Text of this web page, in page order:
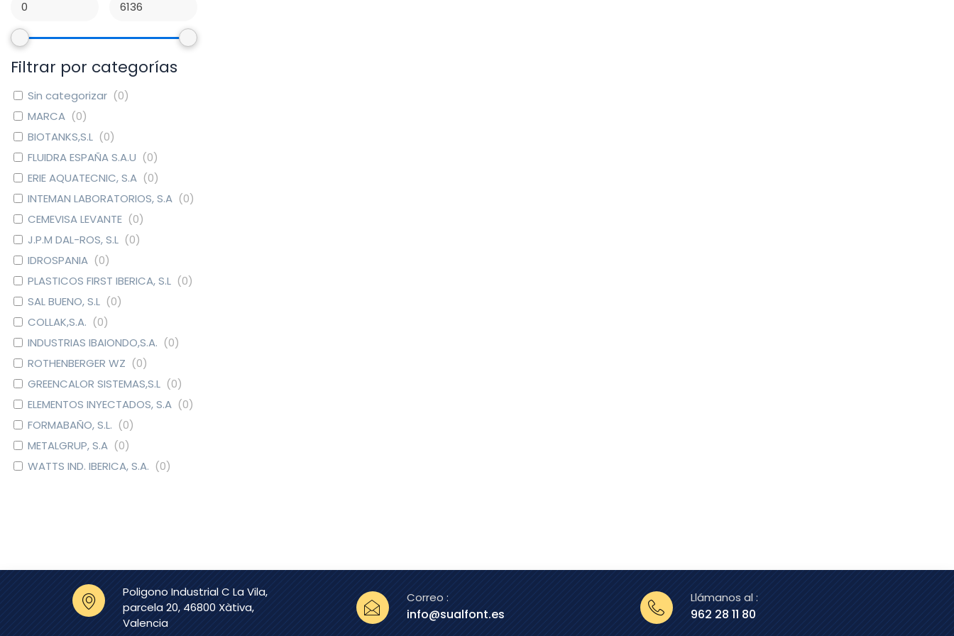
Filtrar por categorías
Sin categorizar (0)
MARCA (0)
BIOTANKS,S.L (0)
FLUIDRA ESPAÑA S.A.U (0)
ERIE AQUATECNIC, S.A (0)
INTEMAN LABORATORIOS, S.A (0)
CEMEVISA LEVANTE (0)
J.P.M DAL-ROS, S.L (0)
IDROSPANIA (0)
PLASTICOS FIRST IBERICA, S.L (0)
SAL BUENO, S.L (0)
COLLAK,S.A. (0)
INDUSTRIAS IBAIONDO,S.A. (0)
ROTHENBERGER WZ (0)
GREENCALOR SISTEMAS,S.L (0)
ELEMENTOS INYECTADOS, S.A (0)
FORMABAÑO, S.L. (0)
METALGRUP, S.A (0)
WATTS IND. IBERICA, S.A. (0)
SIMEX S.L.
(0)
CLINIMAX EQUIPAMIENTOS,
S.L
( 0)
Poligono Industrial C La Vila,
parcela 20, 46800 Xàtiva,
Valencia
Correo :
info@sualfont.es
Llámanos al :
962 28 11 80